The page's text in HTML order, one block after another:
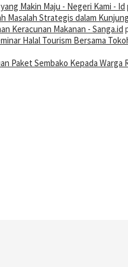
Makin Maju - Negeri Kami - Id
Masalah Strategis dalam
Keracunan Makanan - Sanga.id
Halal Tourism Bersama
Paket Sembako Kepada Warga